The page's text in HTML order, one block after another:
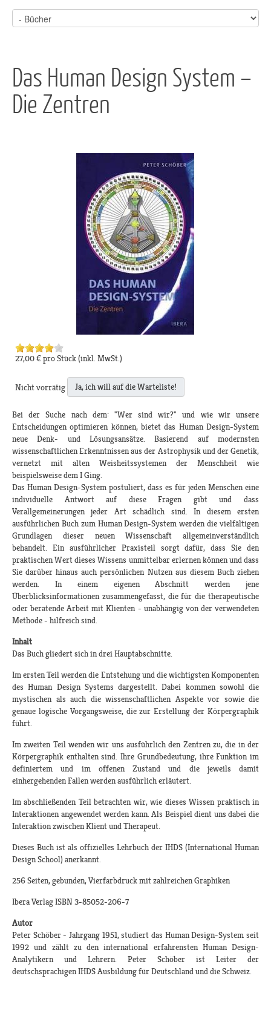
Das Human Design System –
Die Zentren
27,00 €pro Stück(inkl. MwSt.)
Nicht vorrätig Ja, ich will auf die Warteliste!
Bei der Suche nach dem: "Wer sind wir?" und wie wir unsere
Entscheidungen optimieren können, bietet das Human Design-System
neue Denk- und Lösungsansätze. Basierend auf modernsten
wissenschaftlichen Erkenntnissen aus der Astrophysik und der Genetik,
vernetzt mit alten Weisheitssystemen der Menschheit wie
beispielsweise dem I Ging.
Das Human Design-System postuliert, dass es für jeden Menschen eine
individuelle Antwort auf diese Fragen gibt und dass
Verallgemeinerungen jeder Art schädlich sind. In diesem ersten
ausführlichen Buch zum Human Design-System werden die vielfältigen
Grundlagen dieser neuen Wissenschaft allgemeinverständlich
behandelt. Ein ausführlicher Praxisteil sorgt dafür, dass Sie den
praktischen Wert dieses Wissens unmittelbar erlernen können und dass
Sie darüber hinaus auch persönlichen Nutzen aus diesem Buch ziehen
werden. In einem eigenen Abschnitt werden jene
Überblicksinformationen zusammengefasst, die für die therapeutische
oder beratende Arbeit mit Klienten - unabhängig von der verwendeten
Methode - hilfreich sind.
Inhalt
Das Buch gliedert sich in drei Hauptabschnitte.
Im ersten Teil werden die Entstehung und die wichtigsten Komponenten
des Human Design Systems dargestellt. Dabei kommen sowohl die
mystischen als auch die wissenschaftlichen Aspekte vor sowie die
genaue logische Vorgangsweise, die zur Erstellung der Körpergraphik
führt.
Im zweiten Teil wenden wir uns ausführlich den Zentren zu, die in der
Körpergraphik enthalten sind. Ihre Grundbedeutung, ihre Funktion im
definiertem und im offenen Zustand und die jeweils damit
einhergehenden Fallen werden ausführlich erläutert.
Im abschließenden Teil betrachten wir, wie dieses Wissen praktisch in
Interaktionen angewendet werden kann. Als Beispiel dient uns dabei die
Interaktion zwischen Klient und Therapeut.
Dieses Buch ist als offizielles Lehrbuch der IHDS (International Human
Design School) anerkannt.
256 Seiten, gebunden, Vierfarbdruck mit zahlreichen Graphiken
Ibera Verlag ISBN 3-85052-206-7
Autor
Peter Schöber - Jahrgang 1951, studiert das Human Design-System seit
1992 und zählt zu den international erfahrensten Human Design-
Analytikern und Lehrern. Peter Schöber ist Leiter der
deutschsprachigen IHDS Ausbildung für Deutschland und die Schweiz.